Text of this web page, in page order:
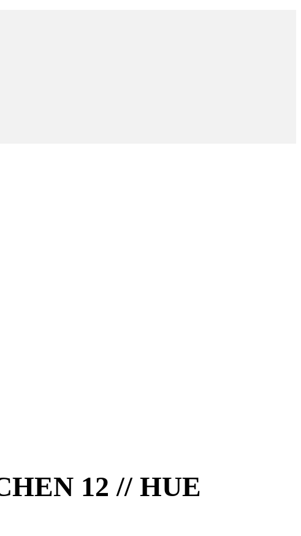
12 // HUE